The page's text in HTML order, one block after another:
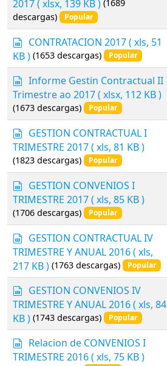
e
e
t
e
a
d
h
e
e
t
2017( xlsx, 139 KB ) (1689
descargas)
Popular
p
r
e
a
d
s
h
e
e
t
CONTRATACION 2017( xls, 51
KB ) (1653 descargas) Popular
s
p
r
e
d
s
h
e
e
t
Informe Gestin Contractual II
Trimestre ao 2017( xlsx, 112 KB )
(1673 descargas) Popular
p
r
e
d
s
h
e
e
t
GESTION CONTRACTUAL I
TRIMESTRE 2017( xls, 81 KB )
(1823 descargas) Popular
p
r
e
d
s
h
e
e
t
GESTION CONVENIOS I
TRIMESTRE 2017( xls, 85 KB )
(1706 descargas) Popular
p
r
e
d
s
h
e
e
t
GESTION CONTRACTUAL IV
TRIMESTRE Y ANUAL 2016( xls,
217 KB ) (1763 descargas) Popular
p
r
e
a
d
s
GESTION CONVENIOS IV
TRIMESTRE Y ANUAL 2016( xls, 84
KB ) (1743 descargas) Popular
p
Relacion de CONVENIOS I
TRIMESTRE 2016( xls, 75 KB )